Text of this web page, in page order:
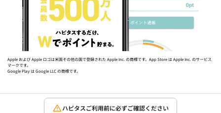
Apple および Apple ロゴは米国その他の国で登録された Apple Inc. の商標です。App Store は Apple Inc. のサービス
マークです。
Google Play は Google LLC の商標です。
ハピタスご利用前に必ずご確認ください